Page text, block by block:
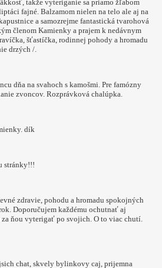
takže vyteriganie sa priamo žľabom
fajné. Balzamom nielen na telo ale aj na
a samozrejme fantastická tvarohová
členom Kamienky a prajem k nedávnym
šťastíčka, rodinnej pohody a hromadu
drzých /.
dňa na svahoch s kamošmi. Pre famózny
zvoncov. Rozprávková chalúpka.
dík
stránky!!!
zdravie, pohodu a hromadu spokojných
Doporučujem každému ochutnať aj
za ňou vyterigať po svojich. O to viac chutí.
chat, skvely bylinkovy caj, prijemna